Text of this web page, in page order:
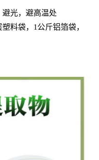
光，避高温处
料袋，1公斤铝箔袋，